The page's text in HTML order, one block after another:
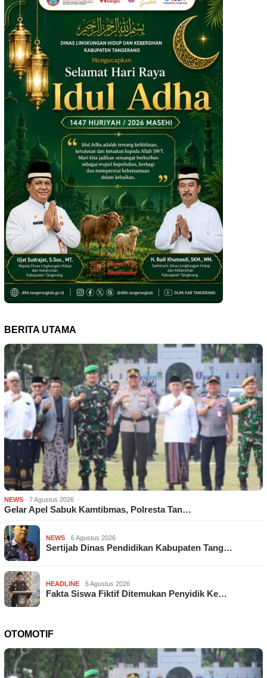
BERITA UTAMA
NEWS 7 Agustus 2026
Gelar Apel Sabuk Kamtibmas, Polresta Tan…
NEWS 6 Agustus 2026
Sertijab Dinas Pendidikan Kabupaten Tang…
HEADLINE 6 Agustus 2026
Fakta Siswa Fiktif Ditemukan Penyidik Ke…
OTOMOTIF